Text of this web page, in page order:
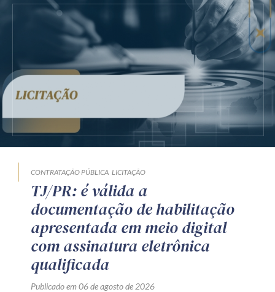
CONTRATAÇÃO PÚBLICA LICITAÇÃO
TJ/PR: é válida a
documentação de habilitação
apresentada em meio digital
com assinatura eletrônica
qualificada
Publicado em 06 de agosto de 2026